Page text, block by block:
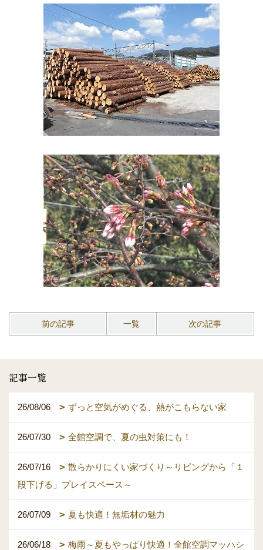
前の記事 一覧 次の記事
記事一覧
26/08/06 ずっと空気がめぐる、熱がこもらない家
26/07/30 全館空調で、夏の虫対策にも！
26/07/16
散らかりにくい家づくり～リビングから「１
段下げる」プレイスペース～
26/07/09 夏も快適！無垢材の魅力
26/06/18
梅雨～夏もやっぱり快適！全館空調マッハシ